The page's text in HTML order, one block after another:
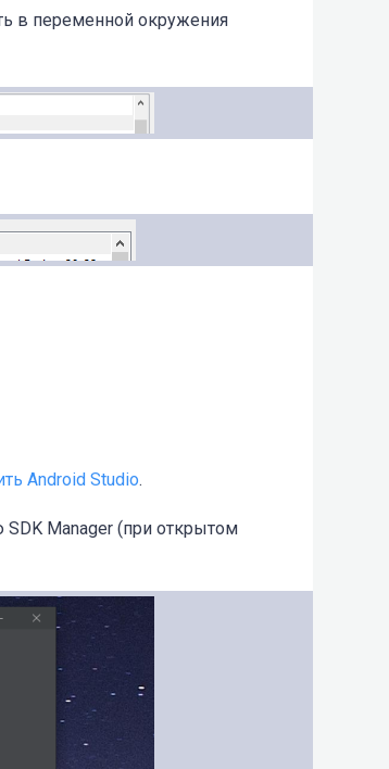
в переменной окружения
Android Studio.
Manager (при открытом